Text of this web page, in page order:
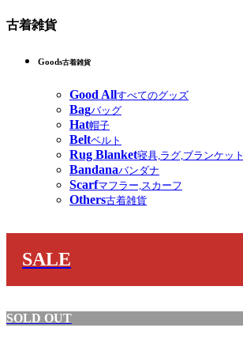
古着雑貨
Goods古着雑貨
Good Allすべてのグッズ
Bagバッグ
Hat帽子
Beltベルト
Rug Blanket寝具,ラグ,ブランケット
Bandanaバンダナ
Scarfマフラー,スカーフ
Others古着雑貨
SALE
SOLD OUT